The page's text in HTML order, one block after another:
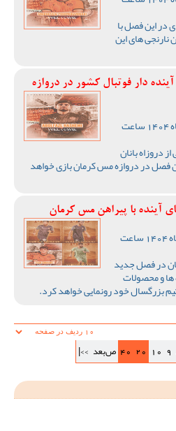
در این فصل با
های این
دار فوتبال کشور در دروازه
یکشنبه 9 شهریور ماه 1404 ساعت
دروزاه بانان
فصل در دروازه مس کرمان بازی خواهد
آینده با پیراهن مس کرمان
دوشنبه 3 شهریور ماه 1404 ساعت
در فصل جدید
و محصولات
تیم بزرگسال خود رونمایی خواهد کرد.
9
10
20
40 ص‌بعد >>|